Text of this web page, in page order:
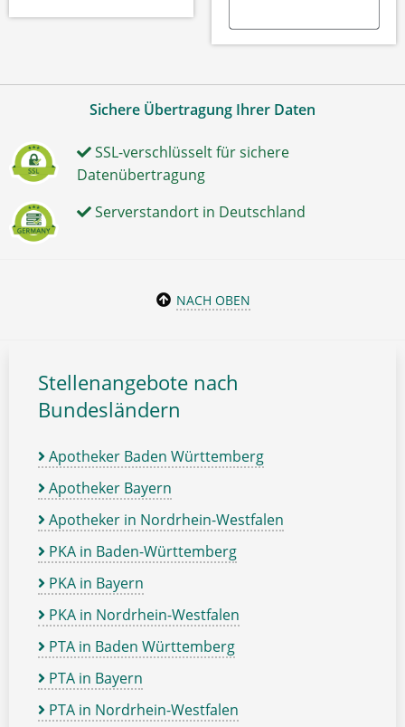
Sichere Übertragung Ihrer Daten
SSL-verschlüsselt für sichere
Datenübertragung
Serverstandort in Deutschland
NACH OBEN
Stellenangebote nach
Bundesländern
Apotheker Baden Württemberg
Apotheker Bayern
Apotheker in Nordrhein-Westfalen
PKA in Baden-Württemberg
PKA in Bayern
PKA in Nordrhein-Westfalen
PTA in Baden Württemberg
PTA in Bayern
PTA in Nordrhein-Westfalen